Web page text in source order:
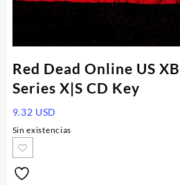
Red Dead Online US
Series X|S CD Key
9.32 USD
Sin existencias